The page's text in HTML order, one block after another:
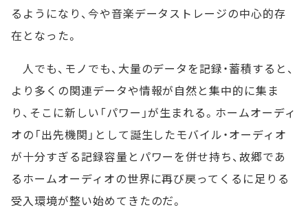
るようになり、今や音楽データストレージの中心的存
在となった。
人でも、モノでも、大量のデータを記録・蓄積すると、
より多くの関連データや情報が自然と集中的に集ま
り、そこに新しい「パワー」が生まれる。ホームオーディ
オの「出先機関」として誕生したモバイル・オーディオ
が十分すぎる記録容量とパワーを併せ持ち、故郷であ
るホームオーディオの世界に再び戻ってくるに足りる
受入環境が整い始めてきたのだ。